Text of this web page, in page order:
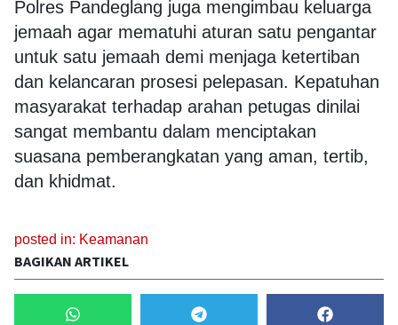
Polres Pandeglang juga mengimbau keluarga
jemaah agar mematuhi aturan satu pengantar
untuk satu jemaah demi menjaga ketertiban
dan kelancaran prosesi pelepasan. Kepatuhan
masyarakat terhadap arahan petugas dinilai
sangat membantu dalam menciptakan
suasana pemberangkatan yang aman, tertib,
dan khidmat.
posted in: Keamanan
BAGIKAN ARTIKEL